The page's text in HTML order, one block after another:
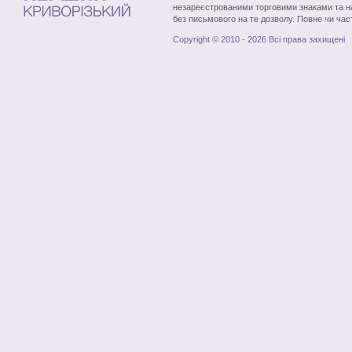
незареєстрованими торговими знаками та
без письмового на те дозволу. Повне чи
Copyright © 2010 - 2026 Всі права захищені